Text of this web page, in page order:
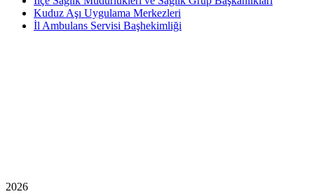
Kuduz Aşı Uygulama Merkezleri
İl Ambulans Servisi Başhekimliği
2026